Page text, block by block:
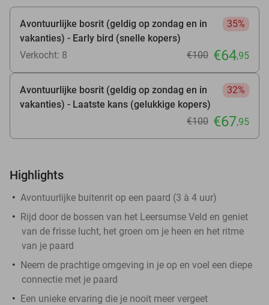
Avontuurlijke bosrit (geldig op zondag en in
vakanties) - Early bird (snelle kopers)
35%
Verkocht: 8 €100 €64,95
Avontuurlijke bosrit (geldig op zondag en in
vakanties) - Laatste kans (gelukkige kopers)
32%
€100 €67,95
Highlights
Avontuurlijke buitenrit op een paard (3 à 4 uur)
Rijd door de bossen van het Leersumse Veld en geniet
van de frisse lucht, het groen om je heen en het ritme
van je paard
Neem de prachtige omgeving in je op en voel een diepe
connectie met je paard
Een unieke ervaring die je nooit meer vergeet